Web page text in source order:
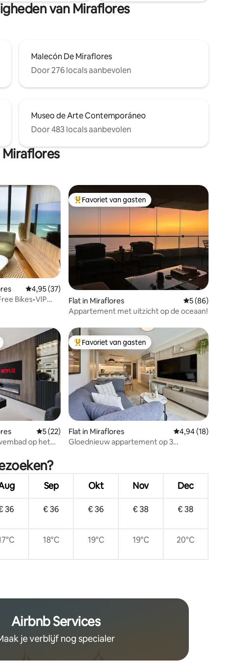
van Miraflores
Malecón De Miraflores
Door 276 locals aanbevolen
Museo de Arte Contemporáneo
Door 483 locals aanbevolen
18 recensies
Gemiddelde beoordeling van 4,95 op 5, 37 recensies
4,95 (37)
Bikes•VIP
Topfavoriet van gasten
Favoriet van gasten
Flat in Miraflores Gemiddelde
5 (86)
Appartement met uitzicht op de oceaan!
5, 28 recensiesGemiddelde beoordeling van 5 op 5, 22 recensies
5 (22)
op het
Topfavoriet van gasten
Favoriet van gasten
Flat in Miraflores Gemiddelde
4,94 (18)
Gloednieuw appartement op 3
Sep Okt Nov Dec
36 € 36 € 36 € 38 € 38
18°C 19°C 19°C 20°C
Airbnb Services
je verblijf nog specialer